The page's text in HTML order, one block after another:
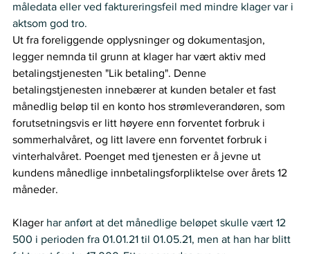
måledata eller ved faktureringsfeil med mindre klager var i
aktsom god tro.
Ut fra foreliggende opplysninger og dokumentasjon,
legger nemnda til grunn at klager har vært aktiv med
betalingstjenesten "Lik betaling". Denne
betalingstjenesten innebærer at kunden betaler et fast
månedlig beløp til en konto hos strømleverandøren, som
forutsetningsvis er litt høyere enn forventet forbruk i
sommerhalvåret, og litt lavere enn forventet forbruk i
vinterhalvåret. Poenget med tjenesten er å jevne ut
kundens månedlige innbetalingsforpliktelse over årets 12
måneder.
Klager har anført at det månedlige beløpet skulle vært 12
500 i perioden fra 01.01.21 til 01.05.21, men at han har blitt